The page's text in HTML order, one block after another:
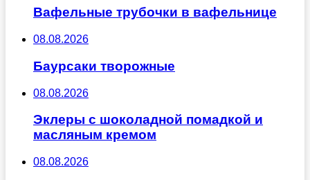
Вафельные трубочки в вафельнице
08.08.2026
Баурсаки творожные
08.08.2026
Эклеры с шоколадной помадкой и
масляным кремом
08.08.2026